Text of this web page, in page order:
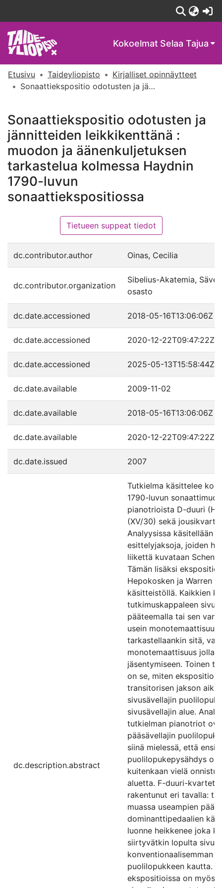
Kokoelmat Selaa Tajua
Etusivu Taideyliopisto
Kirjalliset opinnäytteet
Sonaattiekspositio odotusten ja jännitteiden leikkikenttänä : muodon ja äänenkuljetuksen tarkastelua kolmessa Haydnin 1790-luvun sonaattiekspositiossa
Sonaattiekspositio odotusten ja
jännitteiden leikkikenttänä :
muodon ja äänenkuljetuksen
tarkastelua kolmessa Haydnin
1790-luvun
sonaattiekspositiossa
Tietueen suppeat tiedot
dc.contributor.author Oinas, Cecilia
dc.contributor.organization
Sibelius-Akatemia,
osasto
dc.date.accessioned 2018-05-16T13:06:06Z
dc.date.accessioned 2020-12-22T09:47:22Z
dc.date.accessioned 2025-05-13T15:58:44Z
dc.date.available 2009-11-02
dc.date.available 2018-05-16T13:06:06Z
dc.date.available 2020-12-22T09:47:22Z
dc.date.issued 2007
dc.description.abstract
Tutkielma käsittelee
1790-luvun
pianotrioista D-duuri
(XV/30) sekä
Analyysissa käsitellään
esittelyjaksoja, joiden
liikettä kuvataan
Tämän lisäksi
Hepokosken ja Warren
käsitteistöllä. Kaikkien
tutkimuskappaleen
pääteemalla tai sen
usein
tarkastellaankin sitä,
monotemaattisuus
jäsentymiseen. Toinen
on se, miten
transitorisen jakson
sivusävellajin
sivusävellajin alue.
tutkielman pianotriot
pääsävellajin
siinä mielessä, että
puolilopukepysähdys on
kuitenkaan vielä onnistu
aluetta. F-duuri-
rakentunut eri tavalla:
muassa useampien
dominanttipedaalien
luonne heikkenee joka
siirtyvätkin lopulta
konventionaalisemman
puolilopukkeen kautta.
ekspositioissa on myös